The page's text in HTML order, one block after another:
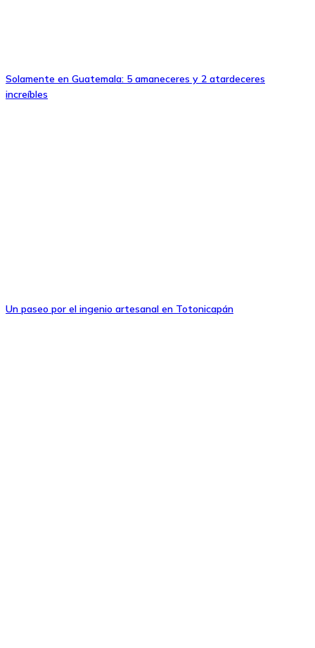
Solamente en Guatemala: 5 amaneceres y 2 atardeceres
increíbles
Un paseo por el ingenio artesanal en Totonicapán